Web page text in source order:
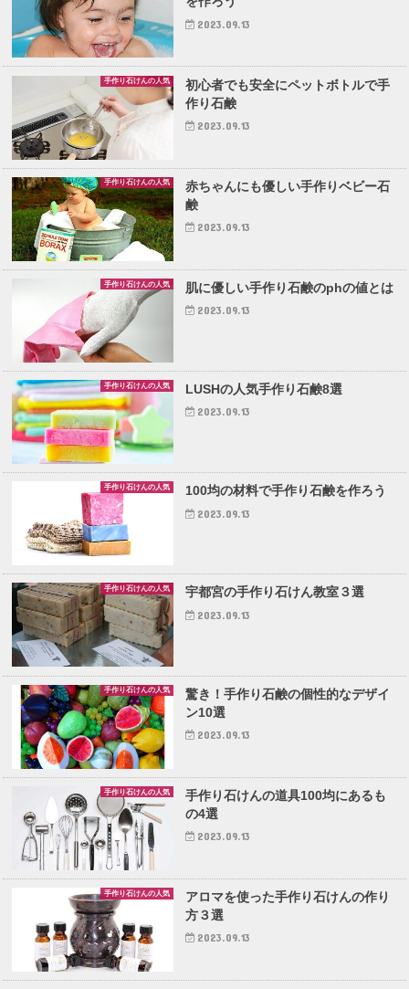
2023.09.13
手作り石けんの人気
初心者でも安全にペットボトルで手
作り石鹸
2023.09.13
手作り石けんの人気
赤ちゃんにも優しい手作りベビー石
鹸
2023.09.13
手作り石けんの人気 肌に優しい手作り石鹸のphの値とは
2023.09.13
手作り石けんの人気 LUSHの人気手作り石鹸8選
2023.09.13
手作り石けんの人気 100均の材料で手作り石鹸を作ろう
2023.09.13
手作り石けんの人気 宇都宮の手作り石けん教室３選
2023.09.13
手作り石けんの人気
驚き！手作り石鹸の個性的なデザイ
ン10選
2023.09.13
手作り石けんの人気
手作り石けんの道具100均にあるも
の4選
2023.09.13
手作り石けんの人気
アロマを使った手作り石けんの作り
方３選
2023.09.13